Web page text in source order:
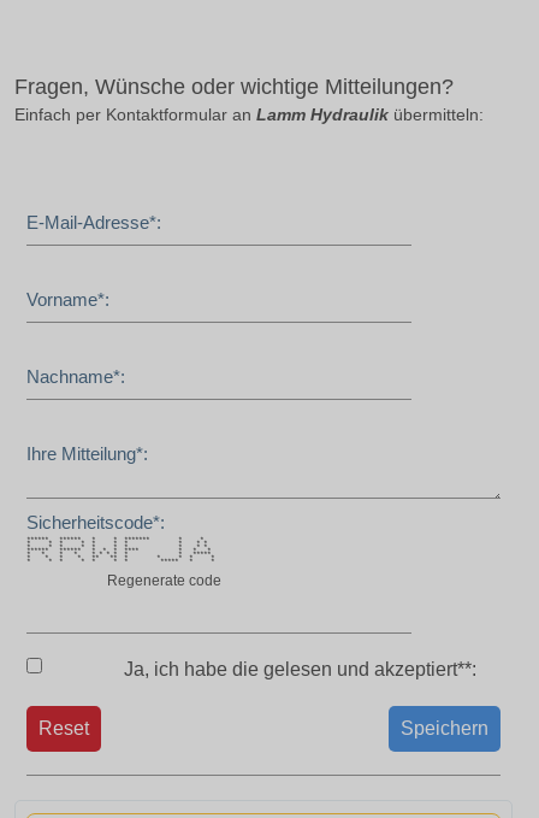
Fragen, Wünsche oder wichtige Mitteilungen?
Einfach per Kontaktformular an Lamm Hydraulik übermitteln:
E-Mail-Adresse*:
Vorname*:
Nachname*:
Ihre Mitteilung*:
Sicherheitscode*:
****** ****** * * ******* * *
* * * * * * * * * *
* * * * * * * * * *
****** ****** * * * **** * * *
* * * * * * * * * * *****
* * * * ** ** * * * * *
* * * * * * * ***** * *
Regenerate code
Ja, ich habe die gelesen und akzeptiert**:
Speichern
Reset